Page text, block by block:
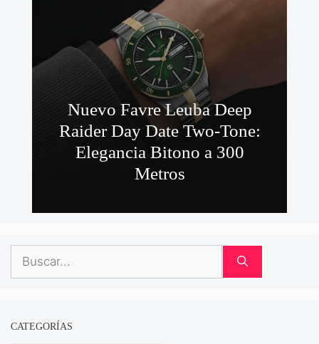
Nuevo Favre Leuba Deep
Raider Day Date Two-Tone:
Elegancia Bitono a 300
Metros
Buscar:
CATEGORÍAS